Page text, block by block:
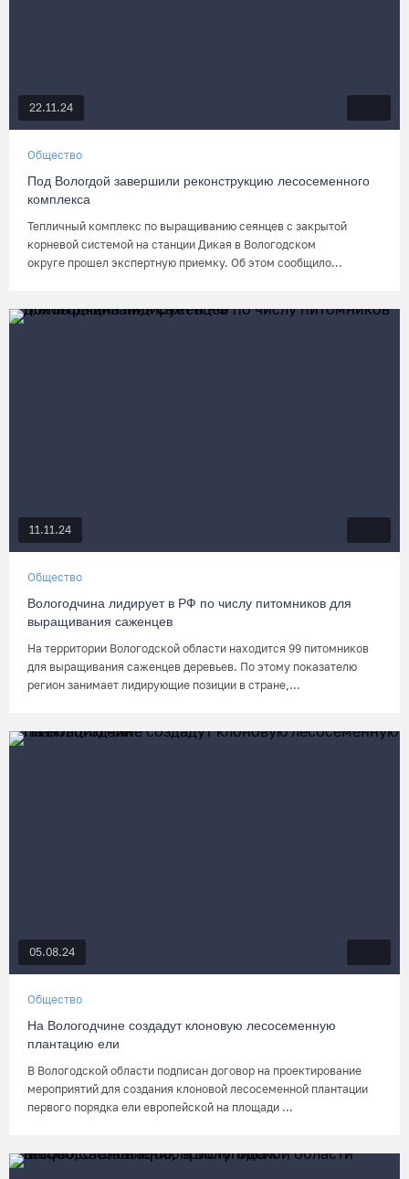
22.11.24
Общество
Под Вологдой завершили реконструкцию лесосеменного
комплекса
Тепличный комплекс по выращиванию сеянцев с закрытой
корневой системой на станции Дикая в Вологодском
округе прошел экспертную приемку. Об этом сообщило...
11.11.24
Общество
Вологодчина лидирует в РФ по числу питомников для
выращивания саженцев
На территории Вологодской области находится 99 питомников
для выращивания саженцев деревьев. По этому показателю
регион занимает лидирующие позиции в стране,...
05.08.24
Общество
На Вологодчине создадут клоновую лесосеменную
плантацию ели
В Вологодской области подписан договор на проектирование
мероприятий для создания клоновой лесосеменной плантации
первого порядка ели европейской на площади ...